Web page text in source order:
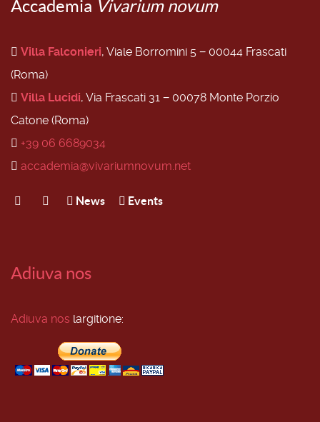
Accademia Vivarium novum
Villa Falconieri, Viale Borromini 5 − 00044 Frascati
(Roma)
Villa Lucidi, Via Frascati 31 − 00078 Monte Porzio
Catone (Roma)
+39 06 6689034
accademia@vivariumnovum.net
News Events
Adiuva nos
Adiuva nos largitione: